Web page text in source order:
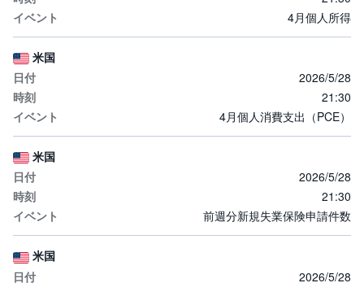
4月個人所得
米国
2026/5/28
21:30
4月個人消費支出（PCE）
米国
2026/5/28
21:30
前週分新規失業保険申請件数
米国
2026/5/28